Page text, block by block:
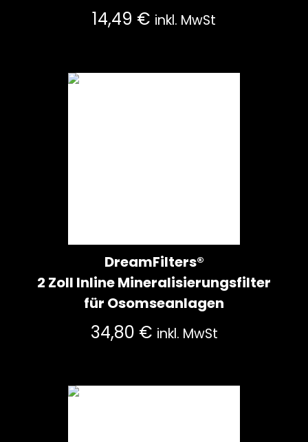
14,49 € inkl. MwSt
DreamFilters®
2 Zoll Inline Mineralisierungsfilter
für Osomseanlagen
34,80 € inkl. MwSt